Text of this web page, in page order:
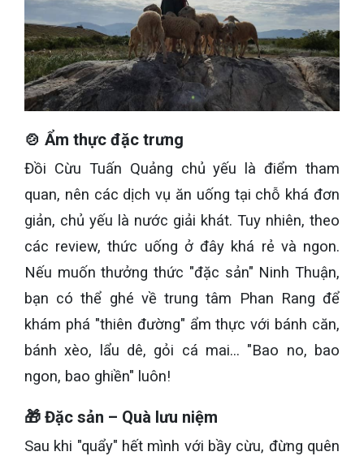
🍲 Ẩm thực đặc trưng
Đồi Cừu Tuấn Quảng chủ yếu là điểm tham
quan, nên các dịch vụ ăn uống tại chỗ khá đơn
giản, chủ yếu là nước giải khát. Tuy nhiên, theo
các review, thức uống ở đây khá rẻ và ngon.
Nếu muốn thưởng thức "đặc sản" Ninh Thuận,
bạn có thể ghé về trung tâm Phan Rang để
khám phá "thiên đường" ẩm thực với bánh căn,
bánh xèo, lẩu dê, gỏi cá mai... "Bao no, bao
ngon, bao ghiền" luôn!
🎁 Đặc sản – Quà lưu niệm
Sau khi "quẩy" hết mình với bầy cừu, đừng quên